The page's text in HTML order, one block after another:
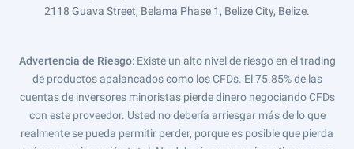
2118 Guava Street, Belama Phase 1, Belize City, Belize.
Advertencia de Riesgo: Existe un alto nivel de riesgo en el trading
de productos apalancados como los CFDs. El 75.85% de las
cuentas de inversores minoristas pierde dinero negociando CFDs
con este proveedor. Usted no debería arriesgar más de lo que
realmente se pueda permitir perder, porque es posible que pierda